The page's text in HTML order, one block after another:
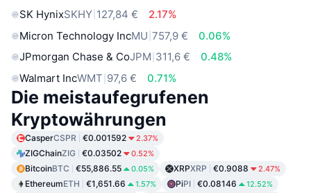
SK HynixSKHY 127,84 €
2.17%
Micron Technology IncMU 757,9 €
0.06%
JPmorgan Chase & CoJPM 311,6 €
0.48%
Walmart IncWMT 97,6 € 0.71%
Die meistaufegrufenen
Kryptowährungen
CasperCSPR €0.001592 2.37%
ZIGChainZIG €0.03502 0.52%
BitcoinBTC €55,886.55 0.05% XRPXRP €0.9088 2.47%
EthereumETH €1,651.66 1.57% PiPI €0.08146 12.52%